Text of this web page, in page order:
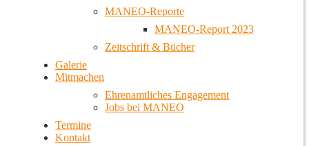
MANEO-Reporte
MANEO-Report 2023
Zeitschrift & Bücher
Galerie
Mitmachen
Ehrenamtliches Engagement
Jobs bei MANEO
Termine
Kontakt